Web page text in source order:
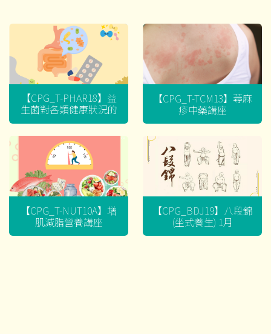
【CPG_T-PHAR18】益
生菌對各類健康狀況的
迷思
【CPG_T-TCM13】蕁麻
疹中藥講座
【CPG_T-NUT10A】增
肌減脂營養講座
【CPG_BDJ19】八段錦
(坐式養生) 1月